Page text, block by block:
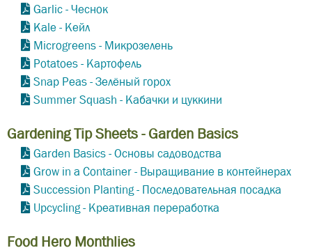
Garlic - Чеснок
Kale - Кейл
Microgreens - Микрозелень
Potatoes - Картофель
Snap Peas - Зелёный горох
Summer Squash - Кабачки и цуккини
Gardening Tip Sheets - Garden Basics
Garden Basics - Основы садоводства
Grow in a Container - Выращивание в контейнерах
Succession Planting - Последовательная посадка
Upcycling - Креативная переработка
Food Hero Monthlies